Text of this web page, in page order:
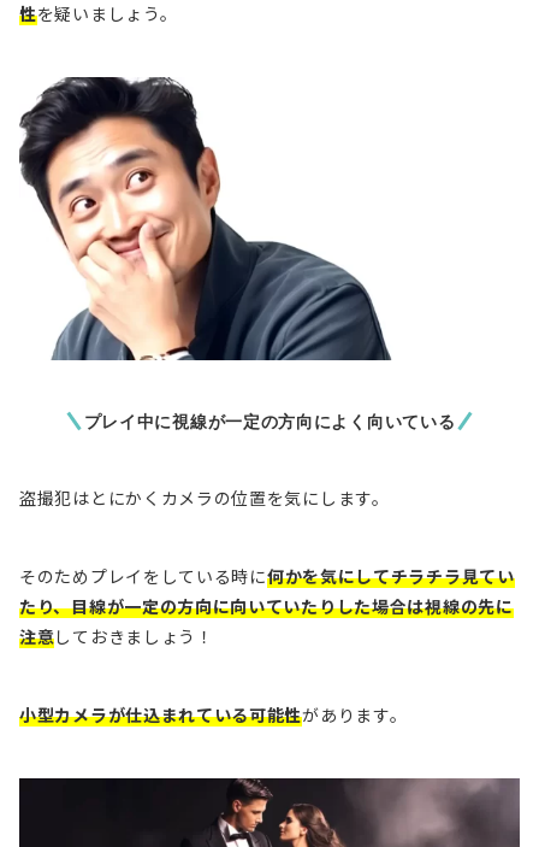
性を疑いましょう。
プレイ中に視線が一定の方向によく向いている
盗撮犯はとにかくカメラの位置を気にします。
そのためプレイをしている時に何かを気にしてチラチラ見てい
たり、目線が一定の方向に向いていたりした場合は視線の先に
注意しておきましょう！
小型カメラが仕込まれている可能性があります。